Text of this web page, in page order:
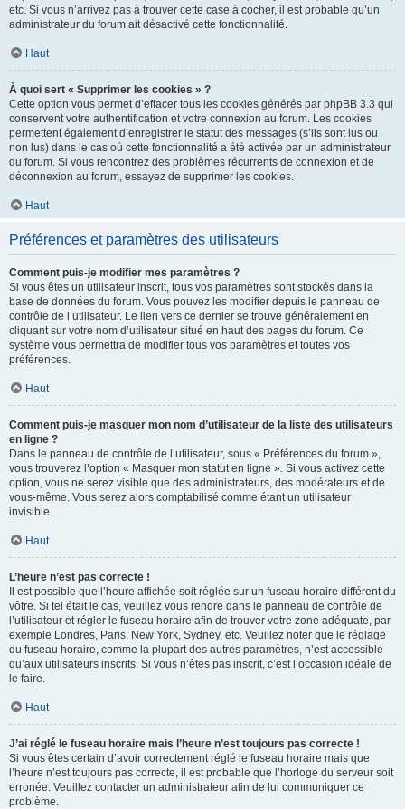
etc. Si vous n’arrivez pas à trouver cette case à cocher, il est probable qu’un
administrateur du forum ait désactivé cette fonctionnalité.
Haut
À quoi sert « Supprimer les cookies » ?
Cette option vous permet d’effacer tous les cookies générés par phpBB 3.3 qui
conservent votre authentification et votre connexion au forum. Les cookies
permettent également d’enregistrer le statut des messages (s’ils sont lus ou
non lus) dans le cas où cette fonctionnalité a été activée par un administrateur
du forum. Si vous rencontrez des problèmes récurrents de connexion et de
déconnexion au forum, essayez de supprimer les cookies.
Haut
Préférences et paramètres des utilisateurs
Comment puis-je modifier mes paramètres ?
Si vous êtes un utilisateur inscrit, tous vos paramètres sont stockés dans la
base de données du forum. Vous pouvez les modifier depuis le panneau de
contrôle de l’utilisateur. Le lien vers ce dernier se trouve généralement en
cliquant sur votre nom d’utilisateur situé en haut des pages du forum. Ce
système vous permettra de modifier tous vos paramètres et toutes vos
préférences.
Haut
Comment puis-je masquer mon nom d’utilisateur de la liste des utilisateurs
en ligne ?
Dans le panneau de contrôle de l’utilisateur, sous « Préférences du forum »,
vous trouverez l’option « Masquer mon statut en ligne ». Si vous activez cette
option, vous ne serez visible que des administrateurs, des modérateurs et de
vous-même. Vous serez alors comptabilisé comme étant un utilisateur
invisible.
Haut
L’heure n’est pas correcte !
Il est possible que l’heure affichée soit réglée sur un fuseau horaire différent du
vôtre. Si tel était le cas, veuillez vous rendre dans le panneau de contrôle de
l’utilisateur et régler le fuseau horaire afin de trouver votre zone adéquate, par
exemple Londres, Paris, New York, Sydney, etc. Veuillez noter que le réglage
du fuseau horaire, comme la plupart des autres paramètres, n’est accessible
qu’aux utilisateurs inscrits. Si vous n’êtes pas inscrit, c’est l’occasion idéale de
le faire.
Haut
J’ai réglé le fuseau horaire mais l’heure n’est toujours pas correcte !
Si vous êtes certain d’avoir correctement réglé le fuseau horaire mais que
l’heure n’est toujours pas correcte, il est probable que l’horloge du serveur soit
erronée. Veuillez contacter un administrateur afin de lui communiquer ce
problème.